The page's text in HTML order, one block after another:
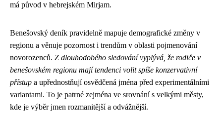
má původ v hebrejském Mirjam.
Benešovský deník pravidelně mapuje demografické změny v
regionu a věnuje pozornost i trendům v oblasti pojmenování
novorozenců. Z dlouhodobého sledování vyplývá, že rodiče v
benešovském regionu mají tendenci volit spíše konzervativní
přístup a upřednostňují osvědčená jména před experimentálními
variantami. To je patrné zejména ve srovnání s velkými městy,
kde je výběr jmen rozmanitější a odvážnější.